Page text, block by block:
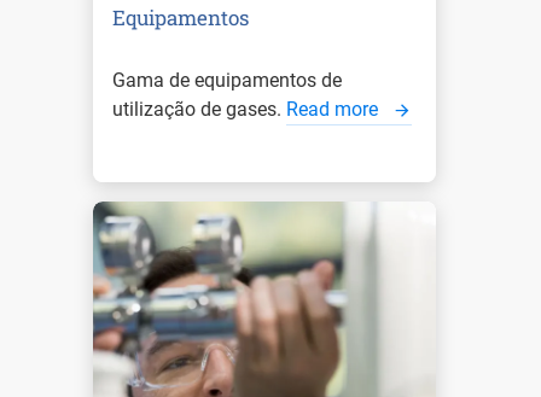
Equipamentos
Gama de equipamentos de
utilização de gases. Read more